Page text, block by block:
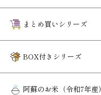
まとめ買いシリーズ
BOX付きシリーズ
阿蘇のお米（令和7年産）